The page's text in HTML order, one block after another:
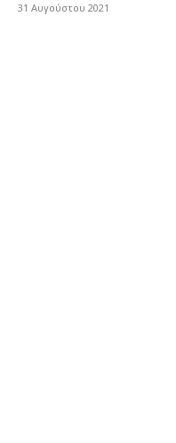
31 Αυγούστου 2021